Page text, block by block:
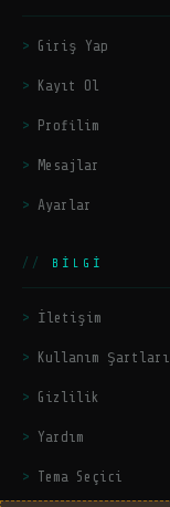
Giriş Yap
Kayıt Ol
Profilim
Mesajlar
Ayarlar
BILGI
İletişim
Kullanım Şartları
Gizlilik
Yardım
Tema Seçici